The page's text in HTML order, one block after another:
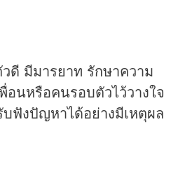
ดี มีมารยาท รักษาความ
อนหรือคนรอบตัวไว้วางใจ
บฟังปัญหาได้อย่างมีเหตุผล